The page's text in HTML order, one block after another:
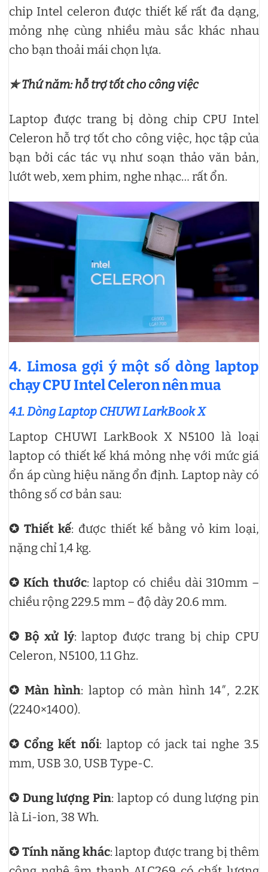
chip Intel celeron được thiết kế rất đa dạng,
mỏng nhẹ cùng nhiều màu sắc khác nhau
cho bạn thoải mái chọn lựa.
✯ Thứ năm: hỗ trợ tốt cho công việc
Laptop được trang bị dòng chip CPU Intel
Celeron hỗ trợ tốt cho công việc, học tập của
bạn bởi các tác vụ như soạn thảo văn bản,
lướt web, xem phim, nghe nhạc… rất ổn.
4. Limosa gợi ý một số dòng laptop
chạy CPU Intel Celeron nên mua
4.1. Dòng Laptop CHUWI LarkBook X
Laptop CHUWI LarkBook X N5100 là loại
laptop có thiết kế khá mỏng nhẹ với mức giá
ổn áp cùng hiệu năng ổn định. Laptop này có
thông số cơ bản sau:
✪ Thiết kế: được thiết kế bằng vỏ kim loại,
nặng chỉ 1,4 kg.
✪ Kích thước: laptop có chiều dài 310mm –
chiều rộng 229.5 mm – độ dày 20.6 mm.
✪ Bộ xử lý: laptop được trang bị chip CPU
Celeron, N5100, 1.1 Ghz.
✪ Màn hình: laptop có màn hình 14″, 2.2K
(2240×1400).
✪ Cổng kết nối: laptop có jack tai nghe 3.5
mm, USB 3.0, USB Type-C.
✪ Dung lượng Pin: laptop có dung lượng pin
là Li-ion, 38 Wh.
✪ Tính năng khác: laptop được trang bị thêm